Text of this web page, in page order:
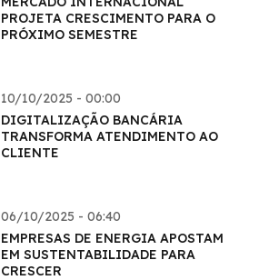
PROJETA CRESCIMENTO PARA O
PRÓXIMO SEMESTRE
10/10/2025 - 00:00
DIGITALIZAÇÃO BANCÁRIA
TRANSFORMA ATENDIMENTO AO
CLIENTE
06/10/2025 - 06:40
EMPRESAS DE ENERGIA APOSTAM
EM SUSTENTABILIDADE PARA
CRESCER